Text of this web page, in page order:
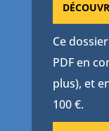
Ce
PDF en
plus), et
100 €.